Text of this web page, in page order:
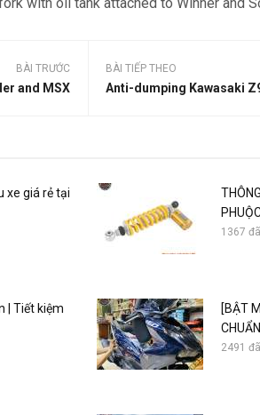
BÀI TRƯỚC
and MSX
BÀI TIẾP THEO
Anti-dumping Kawasaki
xe giá rẻ tại
| Tiết kiệm
1367
[BẬT
2491